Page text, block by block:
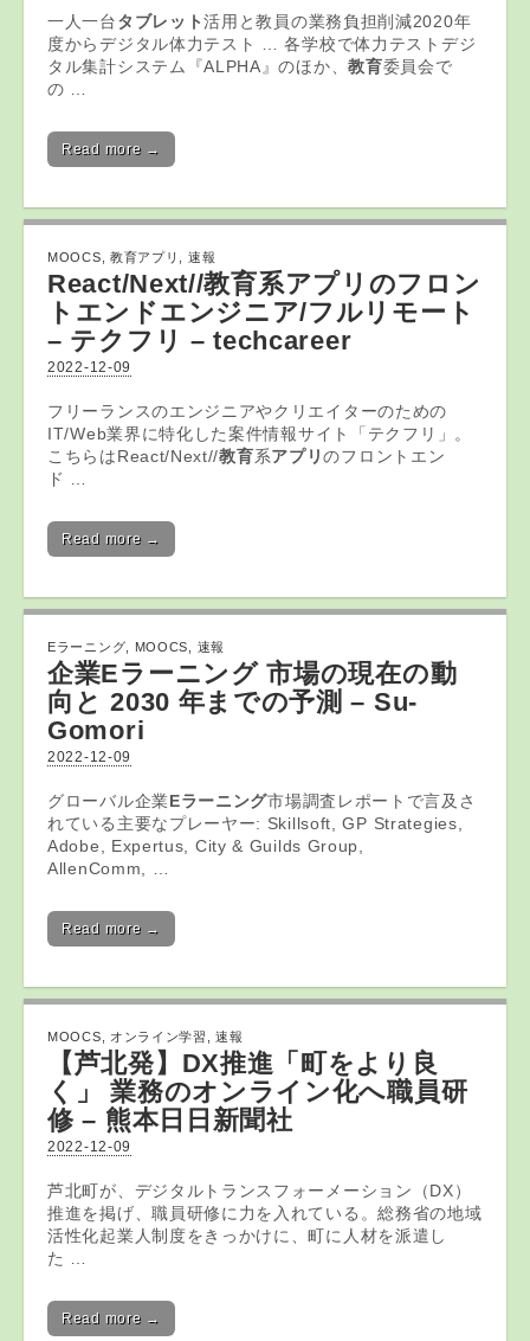
一人一台タブレット活用と教員の業務負担削減2020年
度からデジタル体力テスト … 各学校で体力テストデジ
タル集計システム『ALPHA』のほか、教育委員会で
の …
Read more →
MOOCS 教育アプリ 速報
React/Next//教育系アプリ のフロン
トエンドエンジニア/フルリモート
– テクフリ – techcareer
2022-12-09
フリーランスのエンジニアやクリエイターのための
IT/Web業界に特化した案件情報サイト「テクフリ」。
こちらはReact/Next//教育系アプリのフロントエン
ド …
Read more →
Eラーニング MOOCS 速報
企業Eラーニング市場の現在の動
向と 2030 年までの予測 – Su-
Gomori
2022-12-09
グローバル企業Eラーニング市場調査レポートで言及さ
れている主要なプレーヤー: Skillsoft, GP Strategies,
Adobe, Expertus, City & Guilds Group,
AllenComm, …
Read more →
MOOCS オンライン学習 ,速報
【芦北発】DX推進「町をより良
く」 業務のオンライン化へ職員研
修 – 熊本日日新聞社
2022-12-09
芦北町が、デジタルトランスフォーメーション（DX）
推進を掲げ、職員研修に力を入れている。総務省の地域
活性化起業人制度をきっかけに、町に人材を派遣し
た …
Read more →